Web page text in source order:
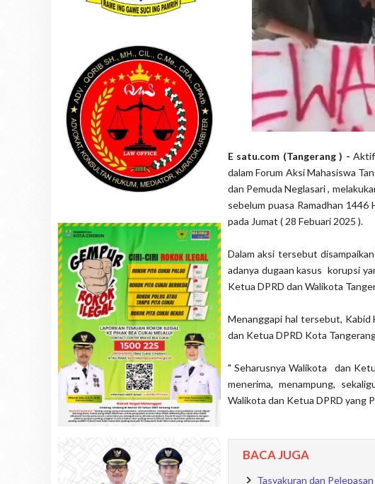
E satu.com (Tangerang ) -
dalam Forum Aksi Mahasiswa
dan Pemuda Neglasari ,
sebelum puasa Ramadhan
pada Jumat ( 28 Febuari 2025 ).
Dalam aksi tersebut
adanya dugaan kasus korupsi
Ketua DPRD dan Walikota
Menanggapi hal tersebut, Kabid
dan Ketua DPRD Kota
" Seharusnya Walikota dan
menerima, menampung,
Walikota dan Ketua DPRD yang
BACA JUGA
Tasyakuran dan